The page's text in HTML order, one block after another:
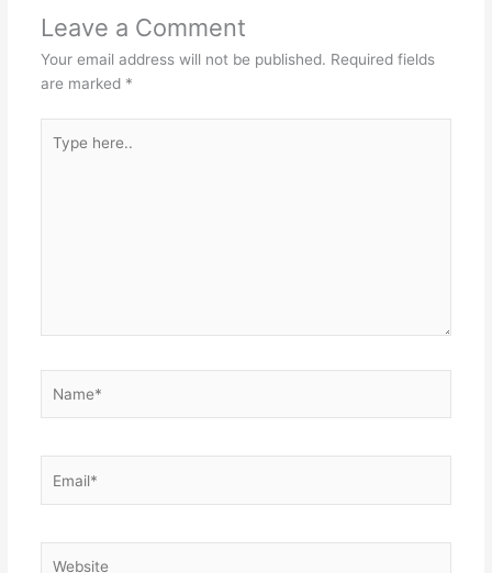
Leave a Comment
Your email address will not be published. Required fields
are marked *
here..